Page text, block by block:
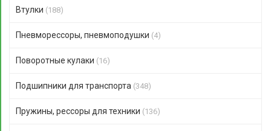
Втулки (188)
Пневморессоры, пневмоподушки (4)
Поворотные кулаки (16)
Подшипники для транспорта (348)
Пружины, рессоры для техники (136)